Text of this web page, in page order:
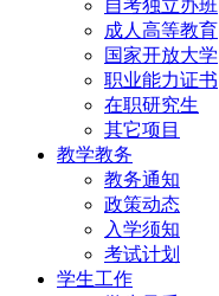
自考独立办班
成人高等教育
国家开放大学
职业能力证书
在职研究生
其它项目
教学教务
教务通知
政策动态
入学须知
考试计划
学生工作